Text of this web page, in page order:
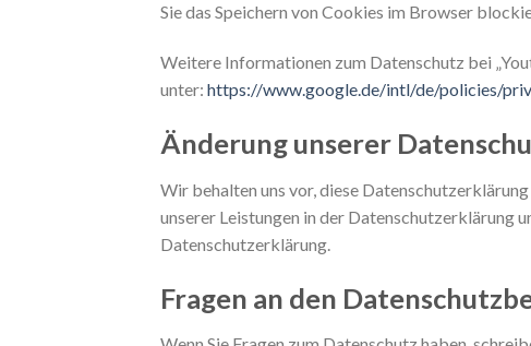
Sie das Speichern von Cookies im Browser
Weitere Informationen zum Datenschutz bei
unter: https://www.google.de/intl/de/policies/
Änderung unserer
Wir behalten uns vor, diese
unserer Leistungen in der Datenschutzerklärung
Datenschutzerklärung.
Fragen an den